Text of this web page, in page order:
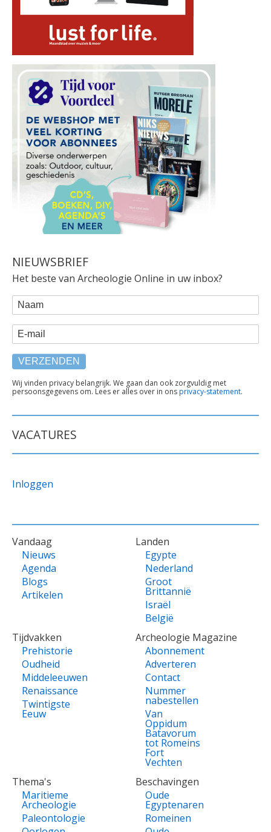
NIEUWSBRIEF
Het beste van Archeologie Online in uw inbox?
WEBFORM
Naam
E-mail
TEKST
ONDER
Wij vinden privacy belangrijk. We gaan dan ook zorgvuldig met
persoonsgegevens om. Lees er alles over in onsprivacy-statement.
VACATURES
Inloggen
VOET
Vandaag
Nieuws
Agenda
Blogs
Artikelen
Landen
Egypte
Nederland
Groot
Brittannië
Israël
België
Tijdvakken
Prehistorie
Oudheid
Middeleeuwen
Renaissance
Twintigste
Eeuw
Archeologie Magazine
Abonnement
Adverteren
Contact
Nummer
nabestellen
Van
Oppidum
Batavorum
tot Romeins
Fort
Vechten
Thema's
Maritieme
Archeologie
Paleontologie
Beschavingen
Oude
Egyptenaren
Romeinen